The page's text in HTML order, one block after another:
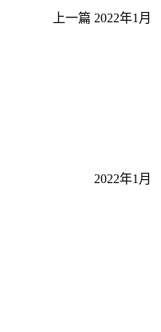
上一篇 2022年1月
2022年1月